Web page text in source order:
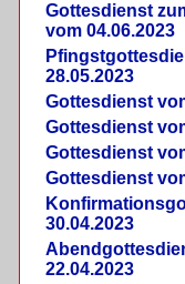
Gottesdienst
vom 04.06.2023
28.05.2023
Gottesdienst
Gottesdienst
Gottesdienst
Gottesdienst
30.04.2023
22.04.2023